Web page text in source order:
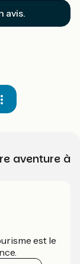
avis.
aventure à
est le